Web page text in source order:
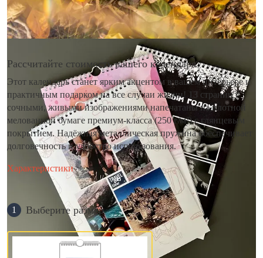
Рассчитайте стоимость вашего календаря
Этот календарь станет ярким акцентом в вашем интерьере и
практичным подарком на все случаи жизни! 13 страниц с
сочными, живыми изображениями напечатаны на плотной
мелованной бумаге премиум-класса (250 г/м²) с глянцевым
покрытием. Надёжная металлическая пружина обеспечивает
долговечность и удобство использования.
Характеристики
1 Выберите размер